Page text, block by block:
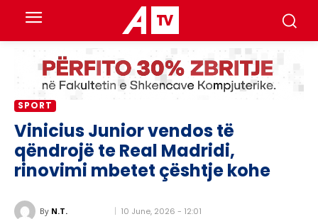
SPORT
Vinicius Junior vendos të
qëndrojë te Real Madridi,
rinovimi mbetet çështje kohe
By N.T. 10 June, 2026 - 12:01